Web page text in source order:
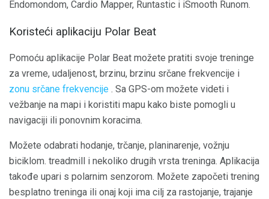
Endomondom, Cardio Mapper, Runtastic i iSmooth Runom.
Koristeći aplikaciju Polar Beat
Pomoću aplikacije Polar Beat možete pratiti svoje treninge
za vreme, udaljenost, brzinu, brzinu srčane frekvencije i
zonu srčane frekvencije . Sa GPS-om možete videti i
vežbanje na mapi i koristiti mapu kako biste pomogli u
navigaciji ili ponovnim koracima.
Možete odabrati hodanje, trčanje, planinarenje, vožnju
biciklom. treadmill i nekoliko drugih vrsta treninga. Aplikacija
takođe upari s polarnim senzorom. Možete započeti trening
besplatno treninga ili onaj koji ima cilj za rastojanje, trajanje